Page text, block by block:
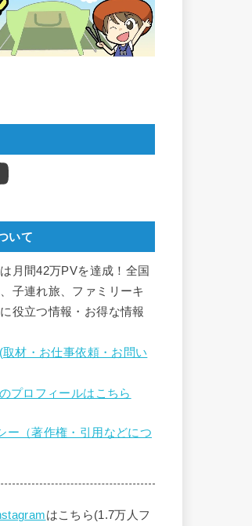
いて
月間42万PVを達成！全国
子連れ旅、ファミリーキ
役立つ情報・お得な情報
材・お仕事依頼・お問い
プロフィールはこちら
ー（著作権・引用などにつ
はこちら(1.7万人フ